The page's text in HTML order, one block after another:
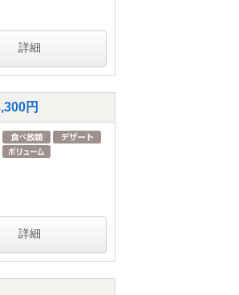
詳細
円
詳細